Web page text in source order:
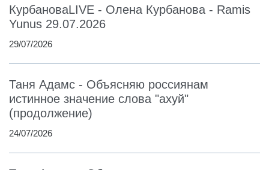
КурбановаLIVE - Олена Курбанова - Ramis
Yunus 29.07.2026
29/07/2026
Таня Адамс - Объясняю россиянам
истинное значение слова "ахуй"
(продолжение)
24/07/2026